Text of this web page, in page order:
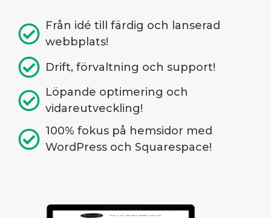
Från idé till färdig och lanserad
webbplats!
Drift, förvaltning och support!
Löpande optimering och
vidareutveckling!
100% fokus på hemsidor med
WordPress och Squarespace!